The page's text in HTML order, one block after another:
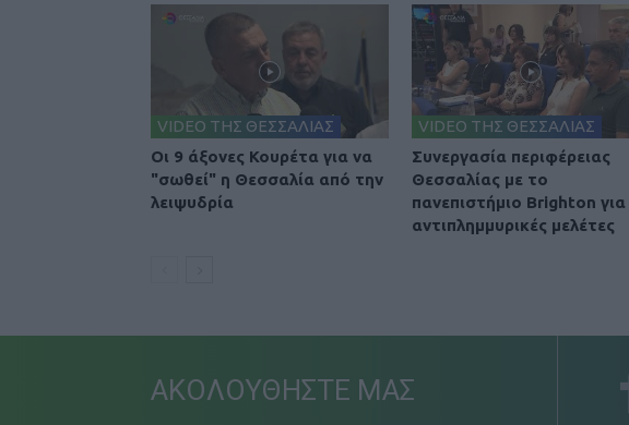
VIDEO ΤΗΣ ΘΕΣΣΑΛΙΑΣ
Οι 9 άξονες Κουρέτα για να
"σωθεί" η Θεσσαλία από την
λειψυδρία
VIDEO ΤΗΣ ΘΕΣΣΑΛΙΑΣ
Συνεργασία περιφέρειας
Θεσσαλίας με το
πανεπιστήμιο Brighton για
αντιπλημμυρικές μελέτες
ΑΚΟΛΟΥΘΗΣΤΕ ΜΑΣ